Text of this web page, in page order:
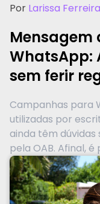
Por Larissa Ferreira
WhatsApp:
sem ferir
Campanhas para
utilizadas por
ainda têm dúvidas
pela OAB. Afinal,